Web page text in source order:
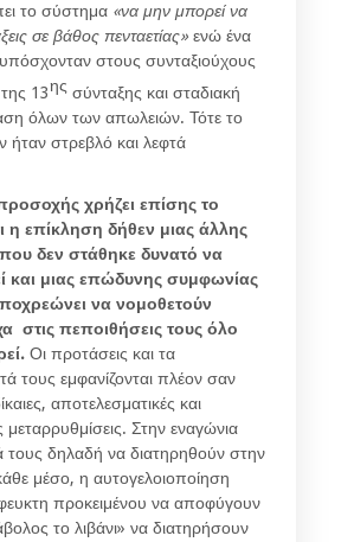
το σύστημα «να μην μπορεί να
σε βάθος πενταετίας» ενώ ένα
στους συνταξιούχους
13ης σύνταξης και σταδιακή
όλων των απωλειών. Τότε το
ήταν στρεβλό και λεφτά
προσοχής χρήζει επίσης το
η επίκληση δήθεν μιας άλλης
που δεν στάθηκε δυνατό να
και μιας επώδυνης συμφωνίας
να νομοθετούν
στις πεποιθήσεις τους όλο
Οι προτάσεις και τα
τους εμφανίζονται πλέον σαν
αποτελεσματικές και
μεταρρυθμίσεις. Στην εναγώνια
τους δηλαδή να διατηρηθούν στην
μέσο, η αυτογελοιοποίηση
προκειμένου να αποφύγουν
το λιβάνι» να διατηρήσουν